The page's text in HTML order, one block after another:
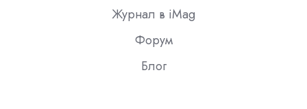
Журнал в iMag
Форум
Блог